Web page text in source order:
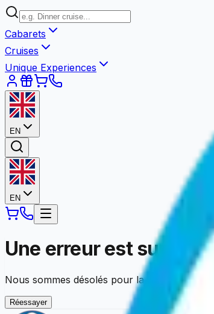
Cabarets
Cruises
Unique Experiences
EN
EN
Une erreur est
Nous sommes désolés pour la gêne
Réessayer